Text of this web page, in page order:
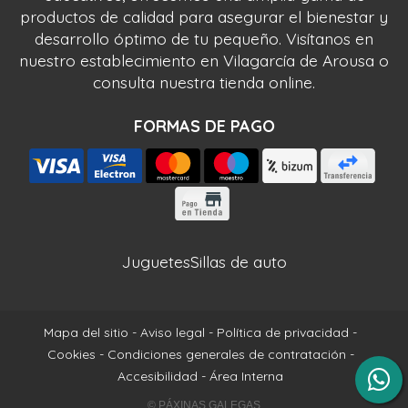
productos de calidad para asegurar el bienestar y
desarrollo óptimo de tu pequeño. Visítanos en
nuestro establecimiento en Vilagarcía de Arousa o
consulta nuestra tienda online.
FORMAS DE PAGO
JuguetesSillas de auto
Mapa del sitio - Aviso legal - Política de privacidad -
Cookies - Condiciones generales de contratación -
Accesibilidad - Área Interna